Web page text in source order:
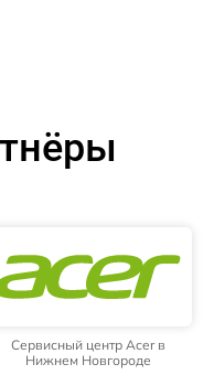
Сервисный центр Acer в
Нижнем Новгороде